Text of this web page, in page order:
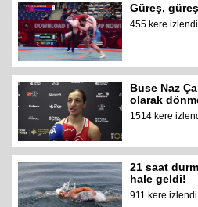
Güreş,
455 kere izlendi
Buse Naz
olarak
1514 kere
21 saat
hale geldi!
911 kere izlendi